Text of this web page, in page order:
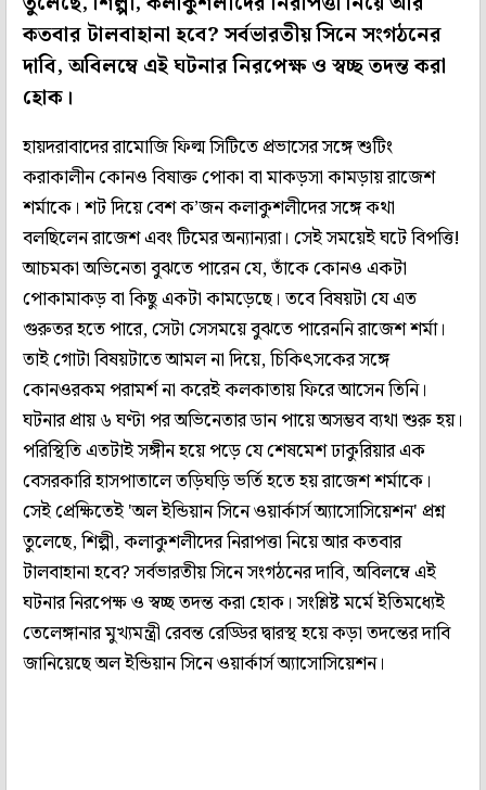
কতবার টালবাহানা হবে? সর্বভারতীয় সিনে সংগঠনের
দাবি, অবিলম্বে এই ঘটনার নিরপেক্ষ ও স্বচ্ছ তদন্ত করা
হোক।
হায়দরাবাদের রামোজি ফিল্ম সিটিতে প্রভাসের সঙ্গে শুটিং
করাকালীন কোনও বিষাক্ত পোকা বা মাকড়সা কামড়ায় রাজেশ
শর্মাকে। শট দিয়ে বেশ ক’জন কলাকুশলীদের সঙ্গে কথা
বলছিলেন রাজেশ এবং টিমের অন্যান্যরা। সেই সময়েই ঘটে বিপত্তি!
আচমকা অভিনেতা বুঝতে পারেন যে, তাঁকে কোনও একটা
পোকামাকড় বা কিছু একটা কামড়েছে। তবে বিষয়টা যে এত
গুরুতর হতে পারে, সেটা সেসময়ে বুঝতে পারেননি রাজেশ শর্মা।
তাই গোটা বিষয়টাতে আমল না দিয়ে, চিকিৎসকের সঙ্গে
কোনওরকম পরামর্শ না করেই কলকাতায় ফিরে আসেন তিনি।
ঘটনার প্রায় ৬ ঘণ্টা পর অভিনেতার ডান পায়ে অসম্ভব ব্যথা শুরু হয়।
পরিস্থিতি এতটাই সঙ্গীন হয়ে পড়ে যে শেষমেশ ঢাকুরিয়ার এক
বেসরকারি হাসপাতালে তড়িঘড়ি ভর্তি হতে হয় রাজেশ শর্মাকে।
সেই প্রেক্ষিতেই 'অল ইন্ডিয়ান সিনে ওয়ার্কার্স অ্যাসোসিয়েশন' প্রশ্ন
তুলেছে, শিল্পী, কলাকুশলীদের নিরাপত্তা নিয়ে আর কতবার
টালবাহানা হবে? সর্বভারতীয় সিনে সংগঠনের দাবি, অবিলম্বে এই
ঘটনার নিরপেক্ষ ও স্বচ্ছ তদন্ত করা হোক। সংশ্লিষ্ট মর্মে ইতিমধ্যেই
তেলেঙ্গানার মুখ্যমন্ত্রী রেবন্ত রেড্ডির দ্বারস্থ হয়ে কড়া তদন্তের দাবি
জানিয়েছে অল ইন্ডিয়ান সিনে ওয়ার্কার্স অ্যাসোসিয়েশন।